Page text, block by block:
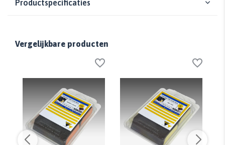
Productspecificaties
Vergelijkbare producten